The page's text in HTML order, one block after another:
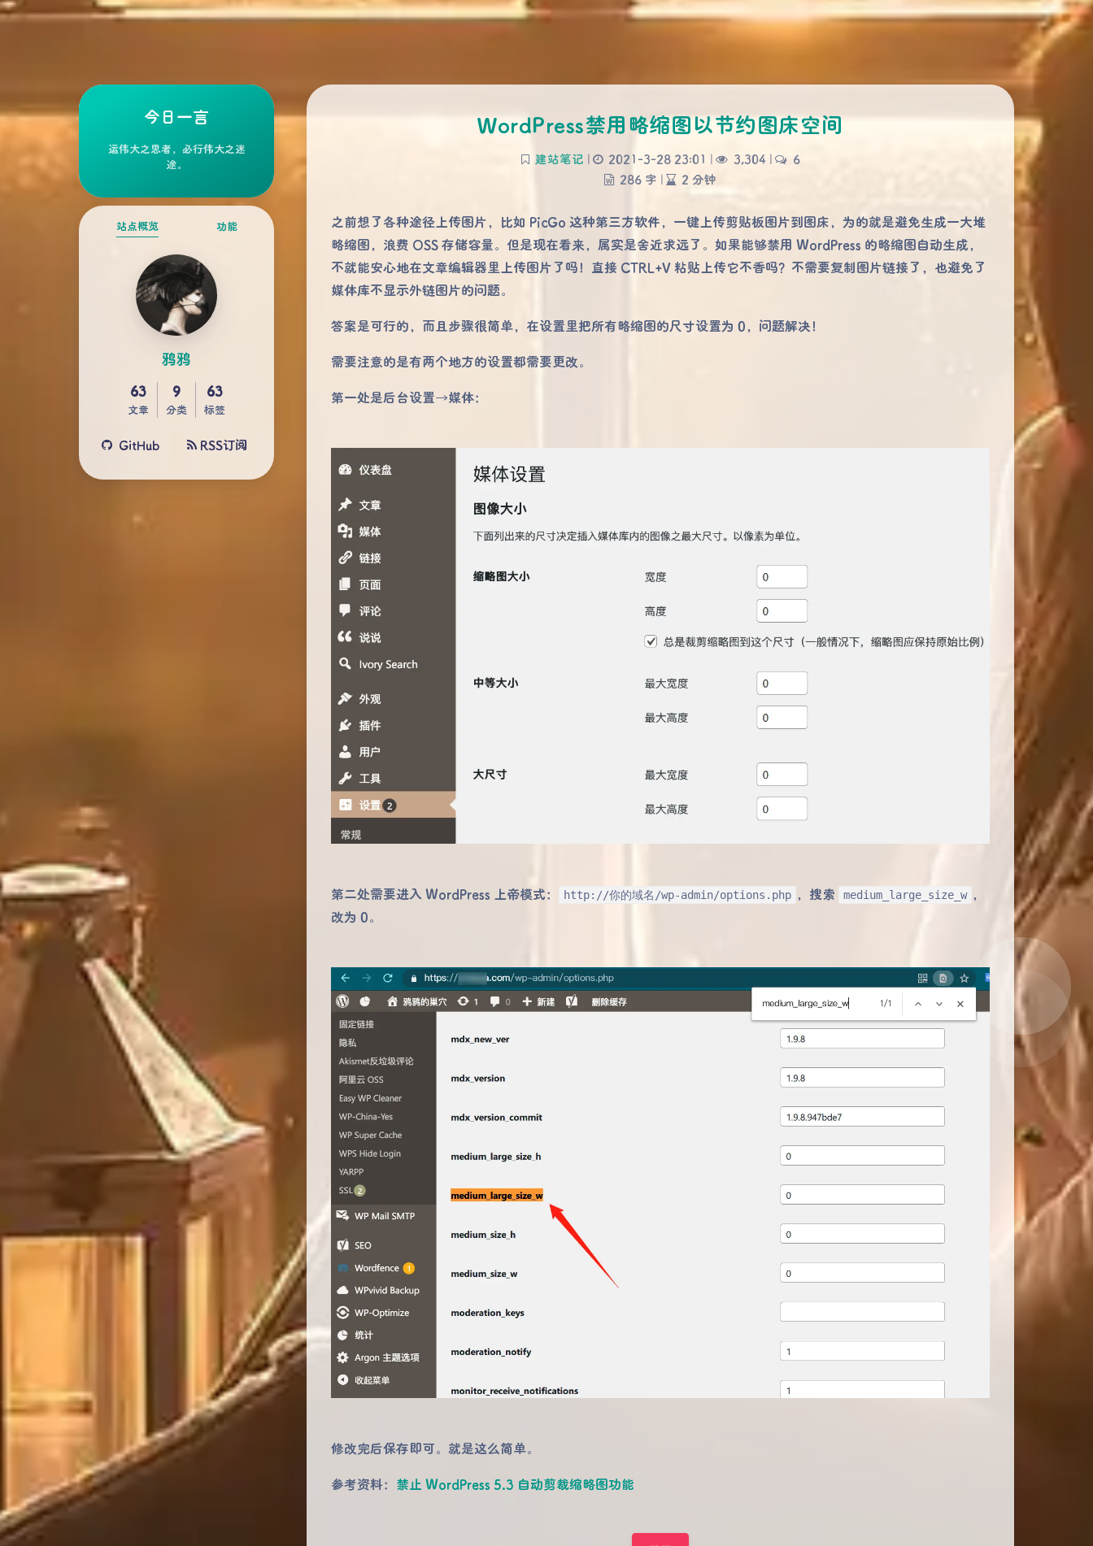
今日一言
运伟大之思者，必行伟大之迷
途。
站点概览 功能
鸦鸦
63
文章
9
分类
63
标签
GitHub RSS订阅
WordPress禁用略缩图以节约图床空间
建站笔记 | 2021-3-28 23:01 | 3,304 |
6
286 字 | 2 分钟
之前想了各种途径上传图片，比如 PicGo 这种第三方软件，一键上传剪贴板图片到图床，为的就是避免生成一大堆
略缩图，浪费 OSS 存储容量。但是现在看来，属实是舍近求远了。如果能够禁用 WordPress 的略缩图自动生成，
不就能安心地在文章编辑器里上传图片了吗！直接 CTRL+V 粘贴上传它不香吗？不需要复制图片链接了，也避免了
媒体库不显示外链图片的问题。
答案是可行的，而且步骤很简单，在设置里把所有略缩图的尺寸设置为 0，问题解决！
需要注意的是有两个地方的设置都需要更改。
第一处是后台设置→媒体：
第二处需要进入 WordPress 上帝模式： http://你的域名/wp-admin/options.php ，搜索 medium_large_size_w ，
改为 0。
修改完后保存即可。就是这么简单。
参考资料： 禁止 WordPress 5.3 自动剪裁缩略图功能